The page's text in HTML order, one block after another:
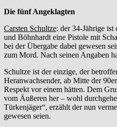
Die fünf Angeklagten
Carsten Schultze: der 34-Jährige ist
und Böhnhardt eine Pistole mit
bei der Übergabe dabei gewesen
zum Mord. Nach seinen Angaben
Schultze ist der einzige, der
Heranwachsender, ab Mitte der
Respekt vor einem hätten. Dem
vom Äußeren her – wohl
Türkenjäger“, erzählt der nun
gewesen seien.